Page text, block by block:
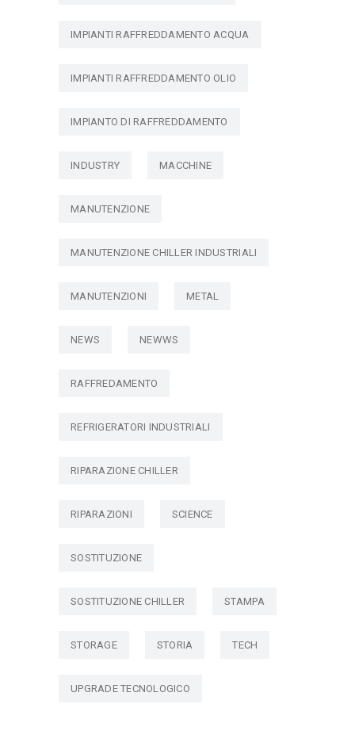
IMPIANTI RAFFREDDAMENTO ACQUA
IMPIANTI RAFFREDDAMENTO OLIO
IMPIANTO DI RAFFREDDAMENTO
INDUSTRY MACCHINE
MANUTENZIONE
MANUTENZIONE CHILLER INDUSTRIALI
MANUTENZIONI METAL
NEWS NEWWS
RAFFREDAMENTO
REFRIGERATORI INDUSTRIALI
RIPARAZIONE CHILLER
RIPARAZIONI SCIENCE
SOSTITUZIONE
SOSTITUZIONE CHILLER STAMPA
STORAGE STORIA TECH
UPGRADE TECNOLOGICO